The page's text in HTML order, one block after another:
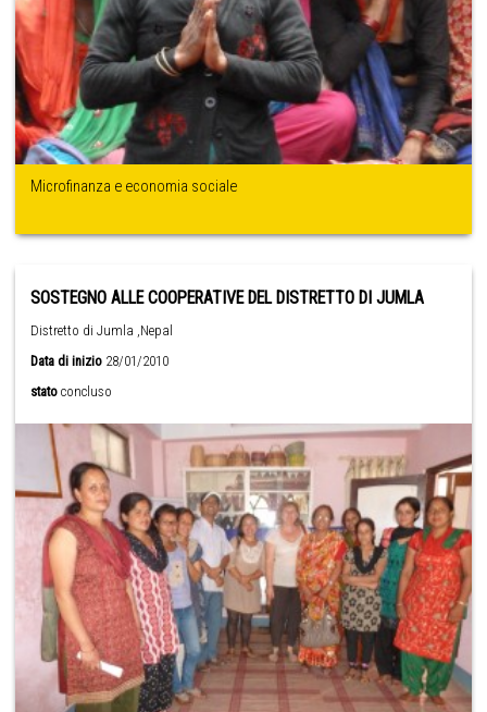
Microfinanza e economia sociale
SOSTEGNO ALLE COOPERATIVE DEL DISTRETTO DI JUMLA
Distretto di Jumla ,Nepal
Data di inizio 28/01/2010
stato concluso